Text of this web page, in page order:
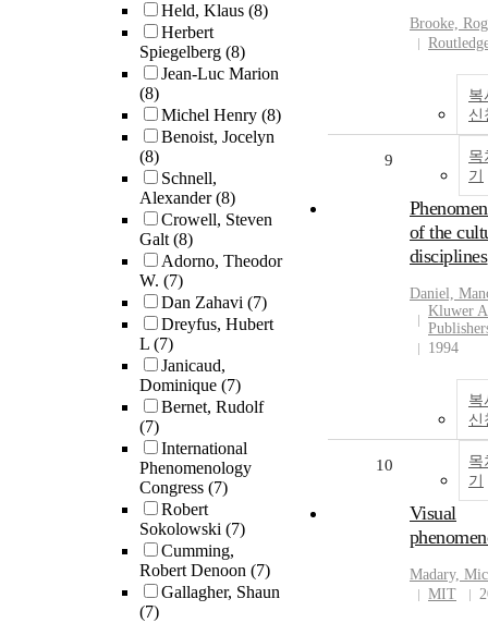
Held, Klaus (8)
Herbert
Spiegelberg (8)
Jean-Luc Marion
(8)
Michel Henry (8)
Benoist, Jocelyn
(8)
Schnell,
Alexander(8)
Crowell, Steven
Galt(8)
Adorno, Theodor
W. (7)
Dan Zahavi (7)
Dreyfus, Hubert
L (7)
Janicaud,
Dominique (7)
Bernet, Rudolf
(7)
International
Phenomenology
Congress (7)
Robert
Sokolowski (7)
Cumming,
Robert Denoon (7)
Gallagher, Shaun
(7)
Brooke,
복
신
목
기
9
of the
disciplines
Daniel,
Kluwer
1994
복
신
목
기
10
Visual
Madary,
MIT